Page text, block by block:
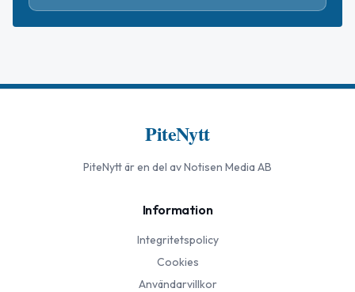
PiteNytt
PiteNyttär en del av Notisen Media AB
Information
Integritetspolicy
Cookies
Användarvillkor